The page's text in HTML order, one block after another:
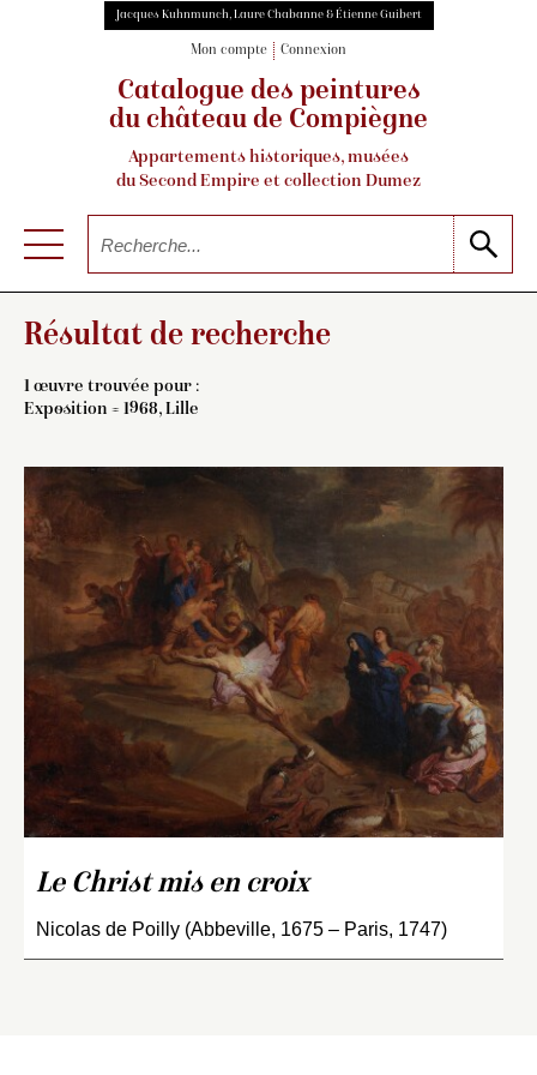
Jacques Kuhnmunch, Laure Chabanne & Étienne Guibert
Mon compte Connexion
Catalogue des peintures
du château de Compiègne
Appartements historiques, musées
du Second Empire et collection Dumez
Résultat de recherche
1 œuvre trouvée pour :
Exposition = 1968, Lille
Le Christ mis en croix
Nicolas de Poilly (Abbeville, 1675 – Paris, 1747)